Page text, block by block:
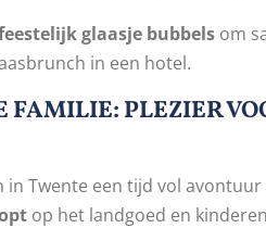
glaasje bubbels om
in een hotel.
FAMILIE: PLEZIER
in Twente een tijd vol avontuur
op het landgoed en